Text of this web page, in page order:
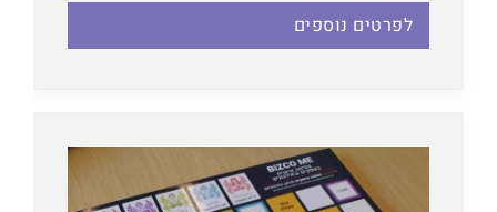
לפרטים נוספים